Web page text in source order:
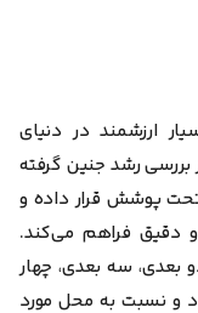
ارزشمند در دنیای
رشد جنین گرفته
پوشش قرار داده و
و دقیق فراهم می‌کند.
بعدی، سه بعدی، چهار
و نسبت به محل مورد